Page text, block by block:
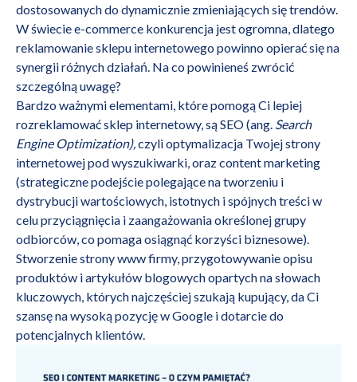
dostosowanych do dynamicznie zmieniających się trendów.
W świecie e-commerce konkurencja jest ogromna, dlatego
reklamowanie sklepu internetowego powinno opierać się na
synergii różnych działań. Na co powinieneś zwrócić
szczególną uwagę?
Bardzo ważnymi elementami, które pomogą Ci lepiej
rozreklamować sklep internetowy, sąSEO(ang. Search
Engine Optimization),czyli optymalizacja Twojej strony
internetowej pod wyszukiwarki, orazcontent marketing
(strategiczne podejście polegające na tworzeniu i
dystrybucji wartościowych, istotnych i spójnych treści w
celu przyciągnięcia i zaangażowania określonej grupy
odbiorców, co pomaga osiągnąć korzyści biznesowe).
Stworzenie strony www firmy,przygotowywanie opisu
produktów i artykułów blogowych opartych na słowach
kluczowych, których najczęściej szukają kupujący, da Ci
szansę na wysoką pozycję w Google i dotarcie do
potencjalnych klientów.